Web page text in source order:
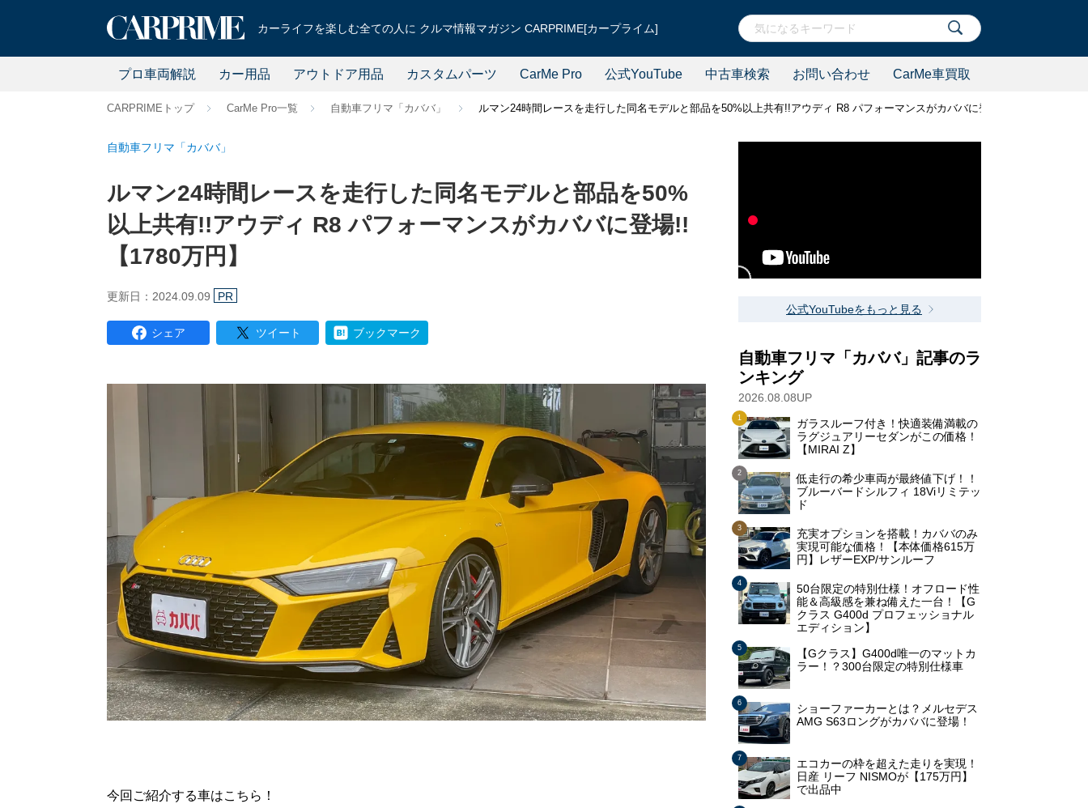
カーライフを楽しむ全ての人に クルマ情報マガジン CARPRIME[カープライム]
プロ車両解説 カー用品 アウトドア用品 カスタムパーツ CarMe Pro 公式YouTube 中古車検索 お問い合わせ CarMe車買取
CARPRIMEトップ CarMe Pro一覧 自動車フリマ「カババ」 ルマン24時間レースを走行した同名モデルと部品を50%以上共有!!アウディ R8 パフォーマンスがカババに登場!!【1780万円】
自動車フリマ「カババ」
ルマン24時間レースを走行した同名モデルと部品を50%
以上共有!!アウディ R8 パフォーマンスがカババに登場!!
【1780万円】
更新日：2024.09.09 PR
シェア ツイート ブックマーク
今回ご紹介する車はこちら！
公式YouTubeをもっと見る
自動車フリマ「カババ」記事のラ
ンキング
2026.08.08UP
ガラスルーフ付き！快適装備満載の
ラグジュアリーセダンがこの価格！
【MIRAI Z】
低走行の希少車両が最終値下げ！！
ブルーバードシルフィ 18Viリミテッ
ド
充実オプションを搭載！カババのみ
実現可能な価格！【本体価格615万
円】レザーEXP/サンルーフ
50台限定の特別仕様！オフロード性
能＆高級感を兼ね備えた一台！【G
クラス G400d プロフェッショナル
エディション】
【Gクラス】G400d唯一のマットカ
ラー！？300台限定の特別仕様車
ショーファーカーとは？メルセデス
AMG S63ロングがカババに登場！
エコカーの枠を超えた走りを実現！
日産 リーフ NISMOが【175万円】
で出品中